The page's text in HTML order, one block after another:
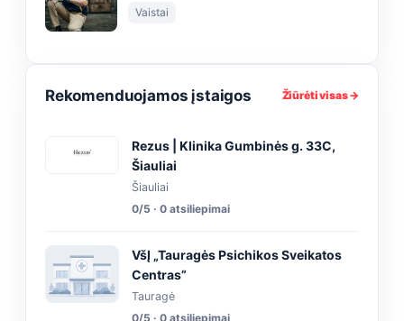
Vaistai
Rekomenduojamos įstaigos Žiūrėti visas →
Rezus | Klinika Gumbinės g. 33C,
Šiauliai
Šiauliai
0/5 · 0 atsiliepimai
VšĮ „Tauragės Psichikos Sveikatos
Centras”
Tauragė
0/5 · 0 atsiliepimai